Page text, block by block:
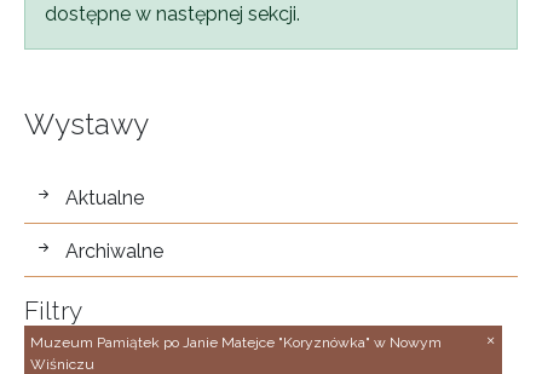
dostępne w następnej sekcji.
Wystawy
wystawy
Aktualne
Archiwalne
Filtry
Muzeum Pamiątek po Janie Matejce "Koryznówka" w Nowym
Wiśniczu